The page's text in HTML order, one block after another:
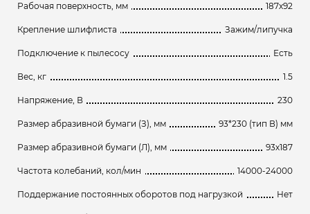
Рабочая поверхность, мм 187х92
Крепление шлифлиста Зажим/липучка
Подключение к пылесосу Есть
Вес, кг 1.5
Напряжение, В 230
Размер абразивной бумаги (З), мм 93*230 (тип В) мм
Размер абразивной бумаги (Л), мм 93х187
Частота колебаний, кол/мин 14000-24000
Поддержание постоянных оборотов под нагрузкой Нет